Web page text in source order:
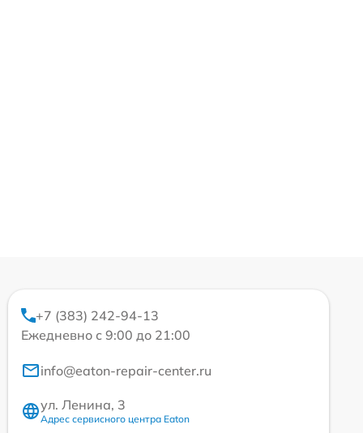
+7 (383) 242-94-13
Ежедневно с 9:00 до 21:00
info@eaton-repair-center.ru
ул. Ленина, 3
Адрес сервисного центра Eaton